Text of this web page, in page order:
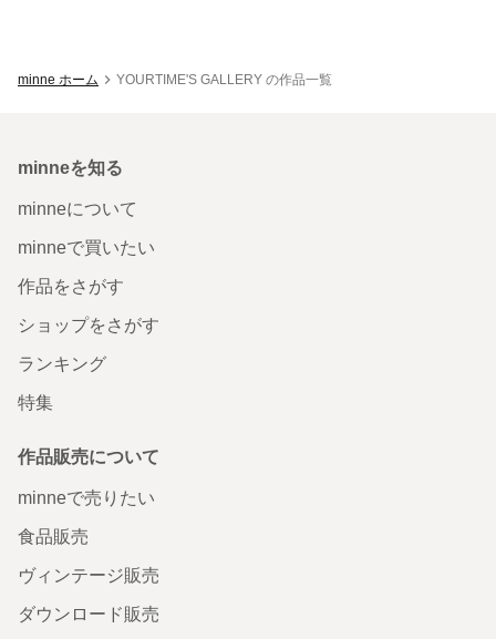
minne ホーム YOURTIME'S GALLERY の作品一覧
minneを知る
minneについて
minneで買いたい
作品をさがす
ショップをさがす
ランキング
特集
作品販売について
minneで売りたい
食品販売
ヴィンテージ販売
ダウンロード販売